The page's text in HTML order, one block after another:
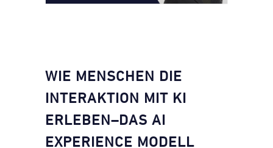
WIE MENSCHEN DIE
INTERAKTION MIT KI
ERLEBEN–DAS AI
EXPERIENCE MODELL